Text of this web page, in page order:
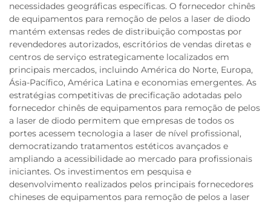
necessidades geográficas específicas. O fornecedor chinês
de equipamentos para remoção de pelos a laser de diodo
mantém extensas redes de distribuição compostas por
revendedores autorizados, escritórios de vendas diretas e
centros de serviço estrategicamente localizados em
principais mercados, incluindo América do Norte, Europa,
Ásia-Pacífico, América Latina e economias emergentes. As
estratégias competitivas de precificação adotadas pelo
fornecedor chinês de equipamentos para remoção de pelos
a laser de diodo permitem que empresas de todos os
portes acessem tecnologia a laser de nível profissional,
democratizando tratamentos estéticos avançados e
ampliando a acessibilidade ao mercado para profissionais
iniciantes. Os investimentos em pesquisa e
desenvolvimento realizados pelos principais fornecedores
chineses de equipamentos para remoção de pelos a laser